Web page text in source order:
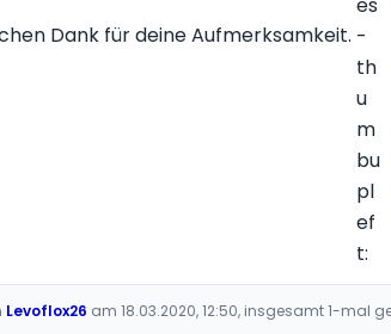
Dank für deine Aufmerksamkeit.
Levoflox26 am 18.03.2020, 12:50, insgesamt 1-mal